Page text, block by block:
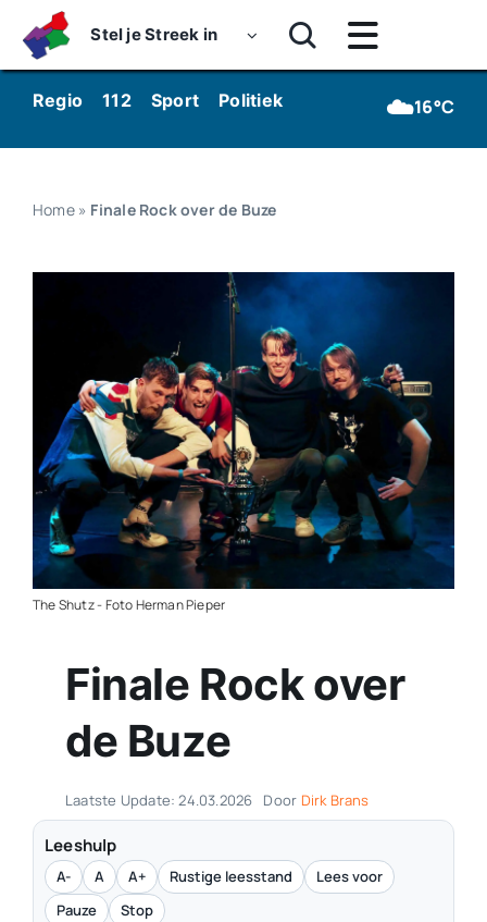
content
Stel je Streek in
Toggle
Navigatie
Home
Nieuws
Over ons
Werken bij Streekomroep ‘De Werven’
Contact
Plaats je eigen nieuws
Regio 112 Sport Politiek Kunst & Cultuur
☁️16°C
Home» Finale Rock over de Buze
The Shutz - Foto Herman Pieper
Finale Rock over
de Buze
Laatste Update: 24.03.2026 Door Dirk Brans
Leeshulp
A- A A+ Rustige leesstand
Lees voor
Pauze
Stop